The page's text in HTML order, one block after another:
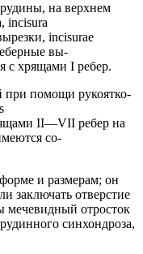
на верхнем
incisura
incisurae
вы-
с хрящами I ребер.
при помощи рукоятко-
II—VII ребер на
со-
и размерам; он
заключать отверстие
мечевидный отросток
синхондроза,